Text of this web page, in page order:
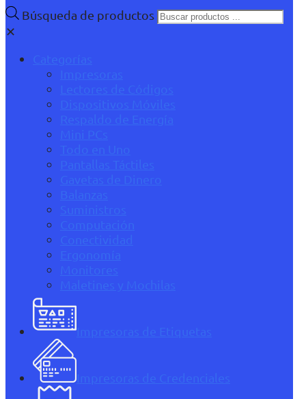
Búsqueda de productos
✕
Categorías
Impresoras
Lectores de Códigos
Dispositivos Móviles
Respaldo de Energía
Mini PCs
Todo en Uno
Pantallas Táctiles
Gavetas de Dinero
Balanzas
Suministros
Computación
Conectividad
Ergonomía
Monitores
Maletines y Mochilas
Impresoras de Etiquetas
Impresoras de Credenciales